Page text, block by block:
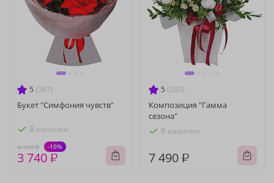
5 (367)
Букет "Симфония чувств"
В наличии
4 160 ₽ -10%
3 740 ₽
5 (200)
Композиция "Гамма
сезона"
В наличии
7 490 ₽